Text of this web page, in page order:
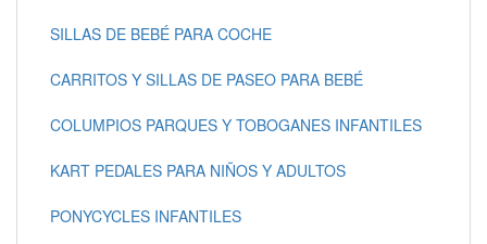
SILLAS DE BEBÉ PARA COCHE
CARRITOS Y SILLAS DE PASEO PARA BEBÉ
COLUMPIOS PARQUES Y TOBOGANES INFANTILES
KART PEDALES PARA NIÑOS Y ADULTOS
PONYCYCLES INFANTILES